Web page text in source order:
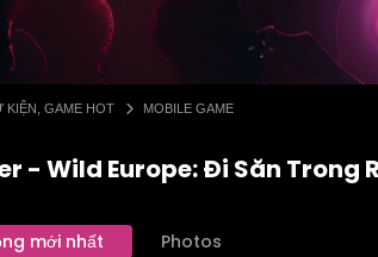
KIỆN, GAME HOT MOBILE GAME
- Wild Europe: Đi Săn Trong
mới nhất Photos